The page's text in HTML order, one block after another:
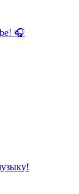
🎧